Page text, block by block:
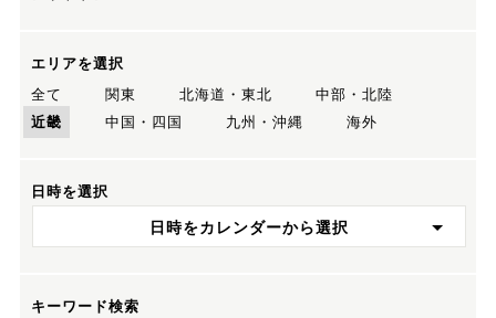
エリアを選択
全て
関東 北海道・東北
中部・北陸
近畿
中国・四国 九州・沖縄 海外
日時を選択
日時をカレンダーから選択
キーワード検索